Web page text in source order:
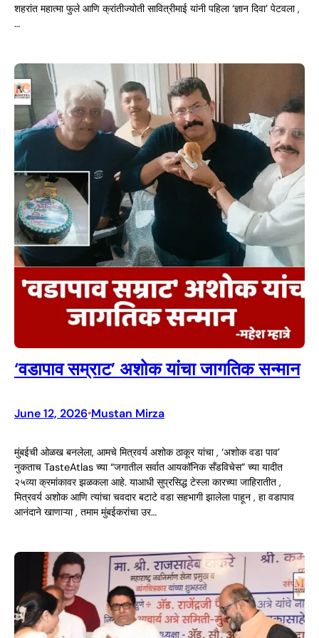
शहरांत महात्मा फुले आणि क्रांतीज्योती सावित्रीमाई यांनी पहिला ‘ज्ञान दिवा’ पेटवला ,
…
‘वडापाव सम्राट’ अशोक यांचा जागतिक सन्मान
June 12, 2026•Mustan Mirza
मुंबईची ओळख बनलेला, आमचे मित्रवर्य अशोक ठाकूर यांचा , ‘अशोक वडा पाव’
नुकताच TasteAtlas च्या “जगातील सर्वात आयकॉनिक सँडविचेस” च्या यादीत
२५व्या क्रमांकावर झळकला आहे. याआधी सुप्रसिद्ध टेस्ला कारच्या जाहिरातीत ,
मित्रवर्य अशोक आणि त्यांचा चवदार बटाटे वडा सहभागी झालेला पाहून , हा वडापाव
आनंदाने खाणाऱ्या , तमाम मुंबईकरांचा उर…